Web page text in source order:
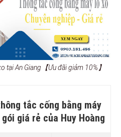
tại An Giang【Ưu đãi giảm 10%】
tắc cống bằng máy
giá rẻ của Huy Hoàng